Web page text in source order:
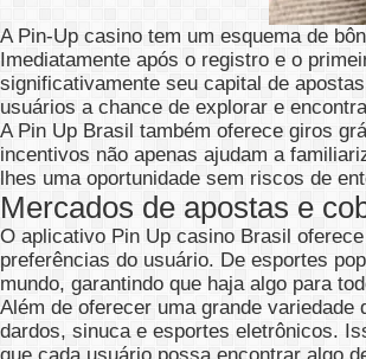
A Pin-Up casino tem um esquema de
Imediatamente após o registro e o
significativamente seu capital de
usuários a chance de explorar e
A Pin Up Brasil também oferece giros
incentivos não apenas ajudam a
lhes uma oportunidade sem riscos de
Mercados de apostas e
O aplicativo Pin Up casino Brasil
preferências do usuário. De esportes
mundo, garantindo que haja algo para
Além de oferecer uma grande
dardos, sinuca e esportes eletrônicos.